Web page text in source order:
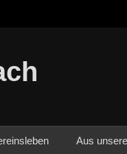
Aus